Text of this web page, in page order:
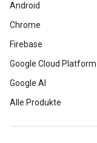
Android
Chrome
Firebase
Google Cloud Platform
Google AI
Alle Produkte